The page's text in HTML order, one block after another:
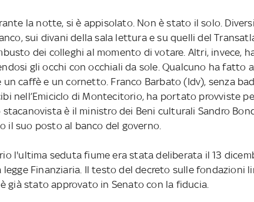
la notte, si è appisolato. Non è stato il solo.
sui divani della sala lettura e su quelli del
dei colleghi al momento di votare. Altri, invece,
gli occhi con occhiali da sole. Qualcuno ha fatto
un caffè e un cornetto. Franco Barbato (Idv), senza
nell’Emiciclo di Montecitorio, ha portato provviste
stacanovista è il ministro dei Beni culturali Sandro
il suo posto al banco del governo.
l'ultima seduta fiume era stata deliberata il 13
legge Finanziaria. Il testo del decreto sulle fondazioni
già stato approvato in Senato con la fiducia.